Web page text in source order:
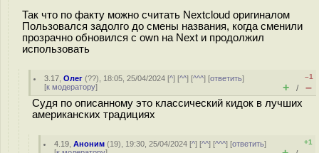
Так что по факту можно считать Nextcloud оригиналом
Пользовался задолго до смены названия, когда сменили
прозрачно обновился с own на Next и продолжил
использовать
3.17 ,Олег (??), 18:05, 25/04/2024 [^] [^^] [^^^] [ответить]
[к модератору]
–1
+ / –
Судя по описанному это классический кидок в лучших
американских традициях
4.19 ,Аноним (19), 19:30, 25/04/2024 [^] [^^] [^^^] [ответить]
+1